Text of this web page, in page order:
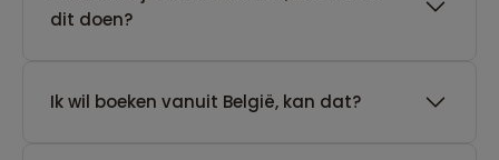
dit doen?
Ik wil boeken vanuit België, kan dat?